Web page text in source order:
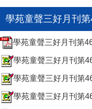
班級網頁(ClassWeb)
下載專區(Download
校務手冊(School
主題教育網站(Thematic
學苑童聲三好月刊
學苑童聲三好月刊第
學苑童聲三好月刊第
學苑童聲三好月刊第
學苑童聲三好月刊第